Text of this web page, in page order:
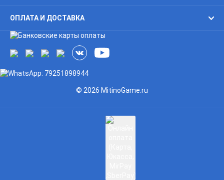
ОПЛАТА И ДОСТАВКА
© 2026 MitinoGame.ru